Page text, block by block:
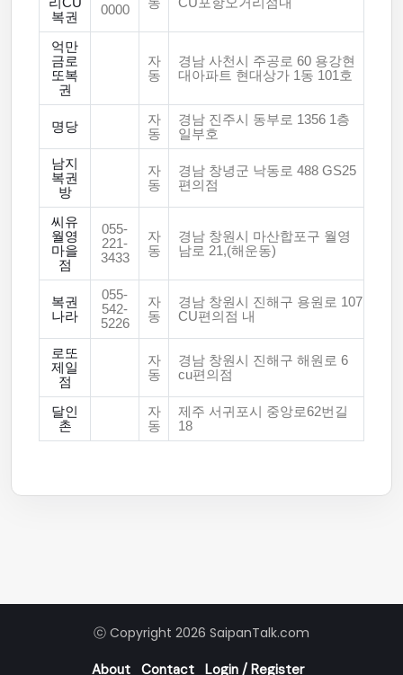
복권
0000
억만
금로
또복
권
자
동
경남 사천시 주공로 60 용강현
대아파트 현대상가 1동 101호
명당
자
동
경남 진주시 동부로 1356 1층
일부호
남지
복권
방
자
동
경남 창녕군 낙동로 488 GS25
편의점
씨유
월영
마을
점
055-
221-
3433
자
동
경남 창원시 마산합포구 월영
남로 21,(해운동)
복권
나라
055-
542-
5226
자
동
경남 창원시 진해구 용원로 107
CU편의점 내
로또
제일
점
자
동
경남 창원시 진해구 해원로 6
cu편의점
달인
촌
자
동
제주 서귀포시 중앙로62번길
18
ⓒ Copyright 2026 SaipanTalk.com
About Contact Login / Register